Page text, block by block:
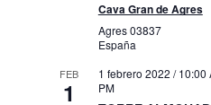
Cava Gran de Agres
Agres03837
España
FEB
1
1 febrero 2022 / 10:00
PM